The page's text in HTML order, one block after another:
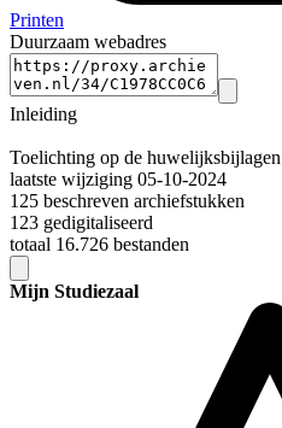
Printen
Duurzaam webadres
Inleiding
Toelichting op de huwelijksbijlagen
laatste wijziging 05-10-2024
125 beschreven archiefstukken
123 gedigitaliseerd
totaal 16.726 bestanden
Mijn Studiezaal